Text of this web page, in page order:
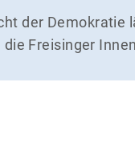
der Demokratie
die Freisinger